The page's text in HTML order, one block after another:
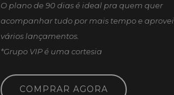
O plano de 90 dias é ideal pra quem quer
acompanhar tudo por mais tempo e
vários lançamentos.
*Grupo VIP é uma cortesia
COMPRAR AGORA